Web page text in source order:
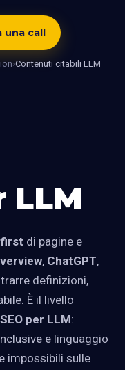
una call
›Contenuti citabili LLM
LLM
first di pagine e
, ChatGPT,
definizioni,
È il livello
SEO per LLM:
e linguaggio
impossibili sulle